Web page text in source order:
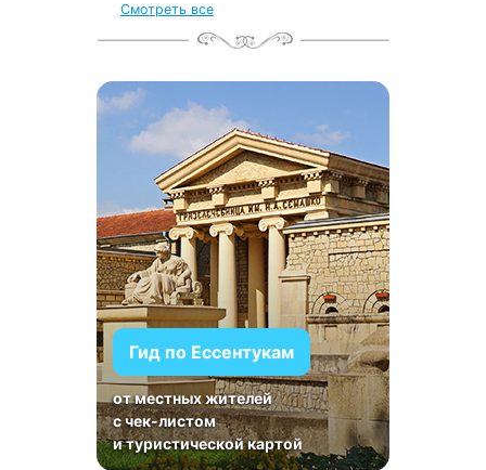
Смотреть все
Гид по Ессентукам
от местных жителей
с чек-листом
и туристической картой